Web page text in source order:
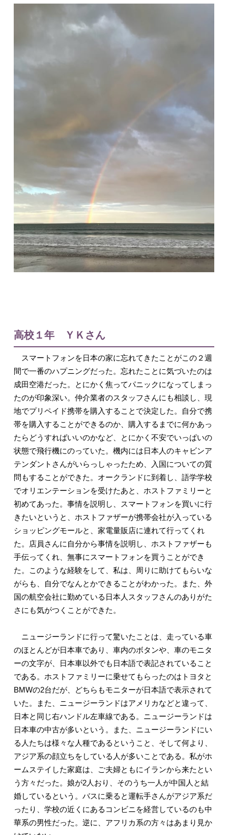
高校１年 ＹＫさん
スマートフォンを日本の家に忘れてきたことがこの２週
間で一番のハプニングだった。忘れたことに気づいたのは
成田空港だった。とにかく焦ってパニックになってしまっ
たのが印象深い。仲介業者のスタッフさんにも相談し、現
地でプリペイド携帯を購入することで決定した。自分で携
帯を購入することができるのか、購入するまでに何かあっ
たらどうすればいいのかなど、とにかく不安でいっぱいの
状態で飛行機にのっていた。機内には日本人のキャビンア
テンダントさんがいらっしゃったため、入国についての質
問もすることができた。オークランドに到着し、語学学校
でオリエンテーションを受けたあと、ホストファミリーと
初めてあった。事情を説明し、スマートフォンを買いに行
きたいというと、ホストファザーが携帯会社が入っている
ショッピングモールと、家電量販店に連れて行ってくれ
た。店員さんに自分から事情を説明し、ホストファザーも
手伝ってくれ、無事にスマートフォンを買うことができ
た。このような経験をして、私は、周りに助けてもらいな
がらも、自分でなんとかできることがわかった。また、外
国の航空会社に勤めている日本人スタッフさんのありがた
さにも気がつくことができた。
ニュージーランドに行って驚いたことは、走っている車
のほとんどが日本車であり、車内のボタンや、車のモニタ
ーの文字が、日本車以外でも日本語で表記されていること
である。ホストファミリーに乗せてもらったのはトヨタと
BMWの2台だが、どちらもモニターが日本語で表示されて
いた。また、ニュージーランドはアメリカなどと違って、
日本と同じ右ハンドル左車線である。ニュージーランドは
日本車の中古が多いという。また、ニュージーランドにい
る人たちは様々な人種であるということ、そして何より、
アジア系の顔立ちをしている人が多いことである。私がホ
ームステイした家庭は、ご夫婦ともにイランから来たとい
う方々だった。娘が2人おり、そのうち一人が中国人と結
婚しているという。バスに乗ると運転手さんがアジア系だ
ったり、学校の近くにあるコンビニを経営しているのも中
華系の男性だった。逆に、アフリカ系の方々はあまり見か